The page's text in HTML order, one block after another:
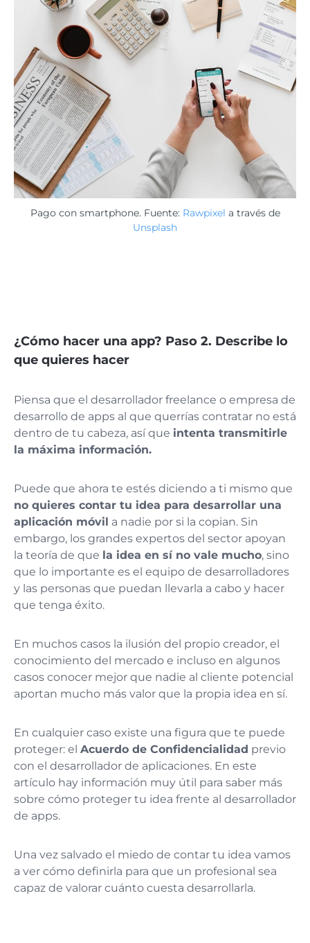
Pago con smartphone. Fuente: Rawpixel a través de
Unsplash
¿Cómo hacer una app? Paso 2. Describe lo
que quieres hacer
Piensa que el desarrollador freelance o empresa de
desarrollo de apps al que querrías contratar no está
dentro de tu cabeza, así que intenta transmitirle
la máxima información.
Puede que ahora te estés diciendo a ti mismo que
no quieres contar tu idea para desarrollar una
aplicación móvil a nadie por si la copian. Sin
embargo, los grandes expertos del sector apoyan
la teoría de que la idea en sí no vale mucho, sino
que lo importante es el equipo de desarrolladores
y las personas que puedan llevarla a cabo y hacer
que tenga éxito.
En muchos casos la ilusión del propio creador, el
conocimiento del mercado e incluso en algunos
casos conocer mejor que nadie al cliente potencial
aportan mucho más valor que la propia idea en sí.
En cualquier caso existe una figura que te puede
proteger: el Acuerdo de Confidencialidad previo
con el desarrollador de aplicaciones. En este
artículo hay información muy útil para saber más
sobre cómo proteger tu idea frente al desarrollador
de apps.
Una vez salvado el miedo de contar tu idea vamos
a ver cómo definirla para que un profesional sea
capaz de valorar cuánto cuesta desarrollarla.